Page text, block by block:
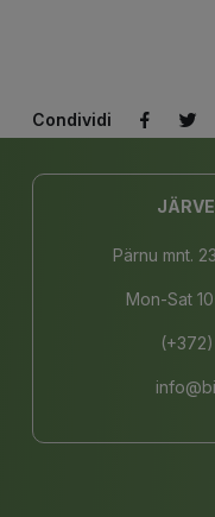
Condividi
Pärnu mnt.
Mon-Sat